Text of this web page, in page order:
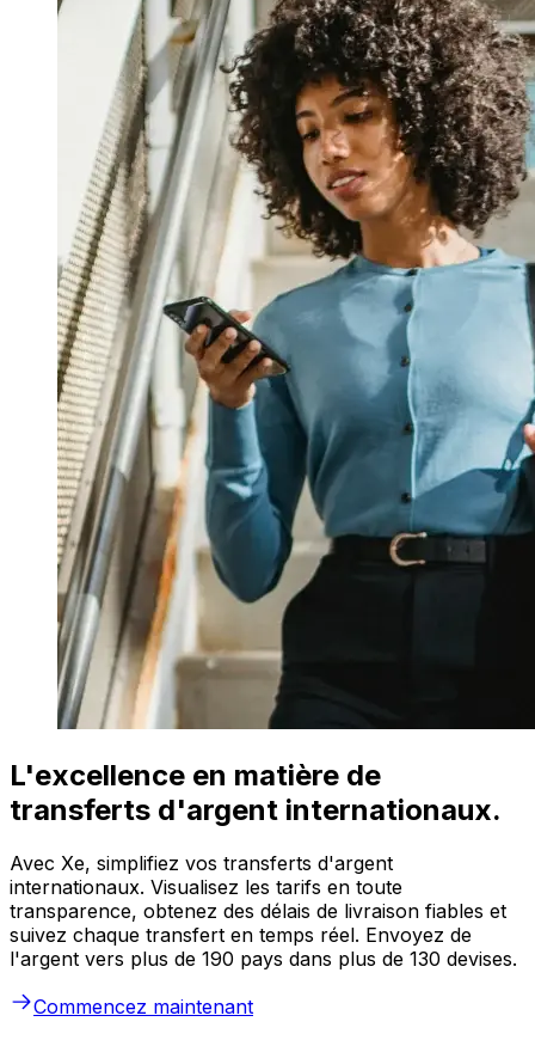
L'excellence en matière de
transferts d'argent internationaux.
Avec Xe, simplifiez vos transferts d'argent
internationaux. Visualisez les tarifs en toute
transparence, obtenez des délais de livraison fiables et
suivez chaque transfert en temps réel. Envoyez de
l'argent vers plus de 190 pays dans plus de 130 devises.
Commencez maintenant